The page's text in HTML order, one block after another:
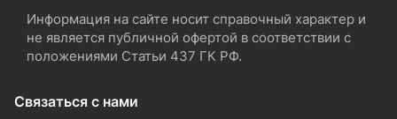
Информация на сайте носит справочный характер и
не является публичной офертой в соответствии с
положениями Статьи 437 ГК РФ.
Связаться с нами